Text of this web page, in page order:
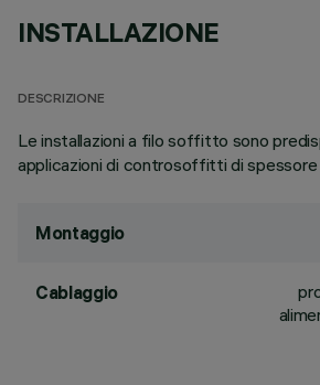
INSTALLAZIONE
DESCRIZIONE
Le installazioni a filo soffitto sono
applicazioni di controsoffitti di spessore
Montaggio
Cablaggio